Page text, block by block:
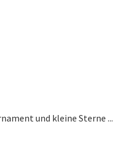
und kleine Sterne ...